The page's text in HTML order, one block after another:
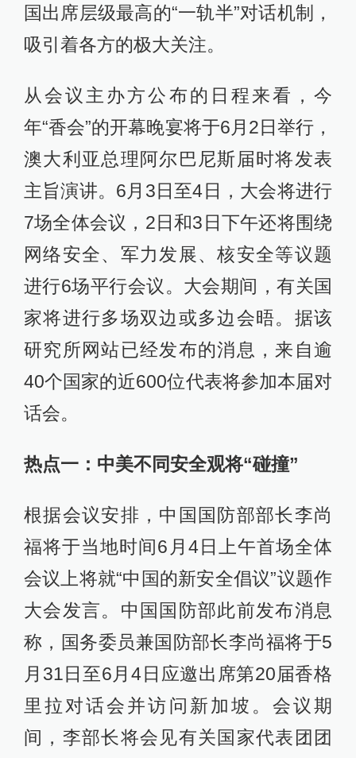
国出席层级最高的“一轨半”对话机制，
吸引着各方的极大关注。
从会议主办方公布的日程来看，今
年“香会”的开幕晚宴将于6月2日举行，
澳大利亚总理阿尔巴尼斯届时将发表
主旨演讲。6月3日至4日，大会将进行
7场全体会议，2日和3日下午还将围绕
网络安全、军力发展、核安全等议题
进行6场平行会议。大会期间，有关国
家将进行多场双边或多边会晤。据该
研究所网站已经发布的消息，来自逾
40个国家的近600位代表将参加本届对
话会。
热点一：中美不同安全观将“碰撞”
根据会议安排，中国国防部部长李尚
福将于当地时间6月4日上午首场全体
会议上将就“中国的新安全倡议”议题作
大会发言。中国国防部此前发布消息
称，国务委员兼国防部长李尚福将于5
月31日至6月4日应邀出席第20届香格
里拉对话会并访问新加坡。会议期
间，李部长将会见有关国家代表团团